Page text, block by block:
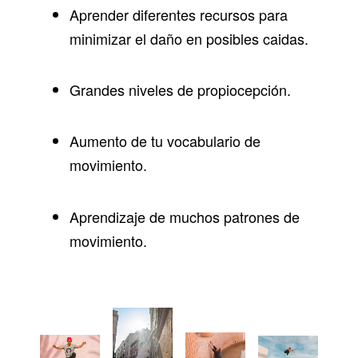
Aprender diferentes recursos para
minimizar el daño en posibles caidas.
Grandes niveles de propiocepción.
Aumento de tu vocabulario de
movimiento.
Aprendizaje de muchos patrones de
movimiento.